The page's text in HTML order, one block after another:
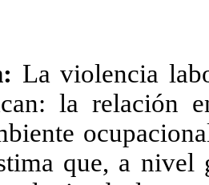
La violencia
la relación
que, a nivel